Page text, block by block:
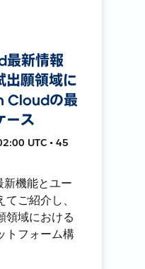
新情報
出願領域に
Cloudの最
ース
UTC • 45
機能とユー
ご紹介し、
領域における
トフォーム構